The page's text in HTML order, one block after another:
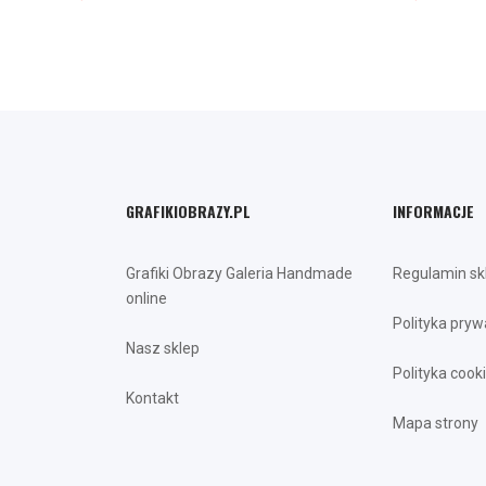
GRAFIKIOBRAZY.PL
Grafiki Obrazy Galeria Handmade
online
Nasz sklep
Kontakt
INFORMACJE
Regulamin
Polityka
Polityka
Mapa strony